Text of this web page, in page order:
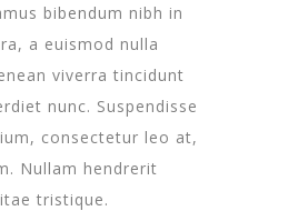
bibendum nibh in
a euismod nulla
viverra tincidunt
nunc. Suspendisse
consectetur leo at,
Nullam hendrerit
tristique.